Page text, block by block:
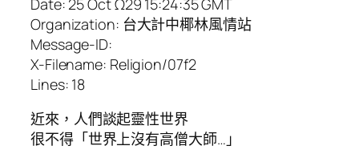
Organization: 台大計中椰林風情站
Message-ID:
X-Filename: Religion/07f2
Lines: 18
近來，人們談起靈性世界
很不得「世界上沒有高僧大師…」